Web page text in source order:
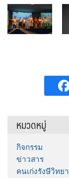
หมวดหมู่
กิจกรรม
ข่าวสาร
คนเก่งรังษีวิทยา